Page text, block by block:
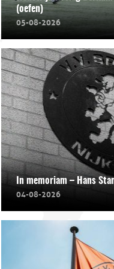
(oefen)
05-08-2026
In memoriam – Hans
04-08-2026